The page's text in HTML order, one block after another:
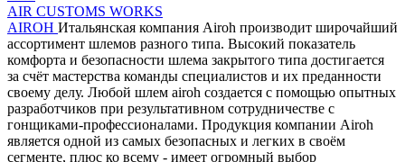
AIR CUSTOMS WORKS
AIROH Итальянская компания Airoh производит широчайший
ассортимент шлемов разного типа. Высокий показатель
комфорта и безопасности шлема закрытого типа достигается
за счёт мастерства команды специалистов и их преданности
своему делу. Любой шлем airoh создается с помощью опытных
разработчиков при результативном сотрудничестве с
гонщиками-профессионалами. Продукция компании Airoh
является одной из самых безопасных и легких в своём
сегменте, плюс ко всему - имеет огромный выбор